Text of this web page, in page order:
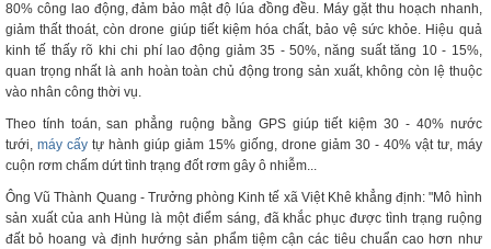
80% công lao động, đảm bảo mật độ lúa đồng đều. Máy gặt thu hoạch nhanh,
giảm thất thoát, còn drone giúp tiết kiệm hóa chất, bảo vệ sức khỏe. Hiệu quả
kinh tế thấy rõ khi chi phí lao động giảm 35 - 50%, năng suất tăng 10 - 15%,
quan trọng nhất là anh hoàn toàn chủ động trong sản xuất, không còn lệ thuộc
vào nhân công thời vụ.
Theo tính toán, san phẳng ruộng bằng GPS giúp tiết kiệm 30 - 40% nước
tưới, máy cấytự hành giúp giảm 15% giống, drone giảm 30 - 40% vật tư, máy
cuộn rơm chấm dứt tình trạng đốt rơm gây ô nhiễm...
Ông Vũ Thành Quang - Trưởng phòng Kinh tế xã Việt Khê khẳng định: "Mô hình
sản xuất của anh Hùng là một điểm sáng, đã khắc phục được tình trạng ruộng
đất bỏ hoang và định hướng sản phẩm tiệm cận các tiêu chuẩn cao hơn như